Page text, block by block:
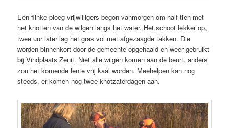
Een flinke ploeg vrijwilligers begon vanmorgen om half tien met
het knotten van de wilgen langs het water. Het schoot lekker op,
twee uur later lag het gras vol met afgezaagde takken. Die
worden binnenkort door de gemeente opgehaald en weer gebruikt
bij Vindplaats Zenit. Niet alle wilgen komen aan de beurt, anders
zou het komende lente vrij kaal worden. Meehelpen kan nog
steeds, er komen nog twee knotzaterdagen aan.